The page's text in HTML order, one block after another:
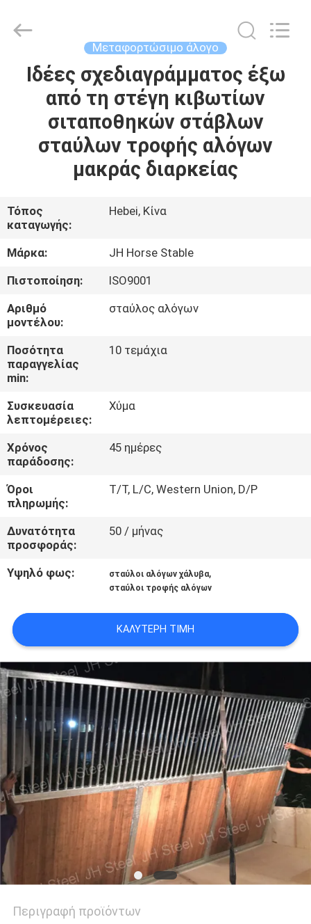
ΣΠΊΤΙ
ΠΡΟΪΌΝΤΑ
ΠΕΡΊΠΟΥ
ΓΎΡΟΣ
ΕΡΓΟΣΤΑΣΊΩΝ
ΠΟΙΟΤΙΚΌΣ
ΈΛΕΓΧΟΣ
ΜΑΣ
ΣΕ
ΕΠΑΦΉ
ΜΕ
ΖΗΤΉΣΤΕ
ΈΝΑ
ΑΠΌΣΠΑΣΜΑ
ΠΟΛΙΤΙΚΉ
ΜΥΣΤΙΚΌΤΗΤΑΣ
products
Μεταφορτώσιμο άλογο
Ιδέες σχεδιαγράμματος έξω
από τη στέγη κιβωτίων
σιταποθηκών στάβλων
σταύλων τροφής αλόγων
μακράς διαρκείας
Τόπος
καταγωγής:
Hebei, Κίνα
Μάρκα:
JH Horse Stable
Πιστοποίηση:
ISO9001
Αριθμό
μοντέλου:
σταύλος αλόγων
Ποσότητα
παραγγελίας
min:
10 τεμάχια
Συσκευασία
λεπτομέρειες:
Χύμα
Χρόνος
παράδοσης:
45 ημέρες
Όροι
πληρωμής:
T/T, L/C, Western Union, D/P
Δυνατότητα
προσφοράς:
50 / μήνας
Υψηλό φως: σταύλοι αλόγων χάλυβα,
σταύλοι τροφής αλόγων
ΚΑΛΎΤΕΡΗ ΤΙΜΉ
Περιγραφή προϊόντων